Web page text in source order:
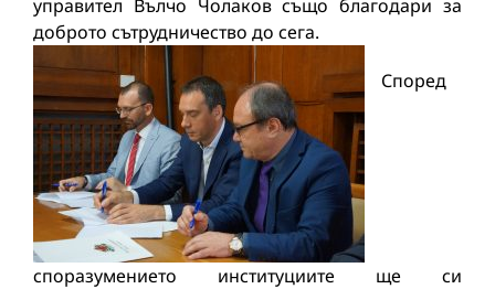
управител Вълчо Чолаков също благодари за
доброто сътрудничество до сега.
Според
споразумението институциите ще си